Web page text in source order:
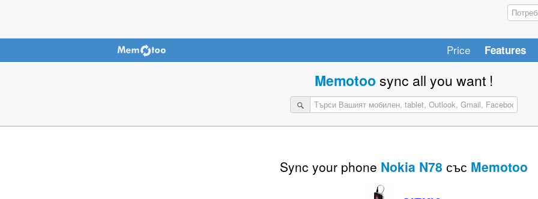
Price Features
Memotoo sync all you want !
Sync your phone Nokia N78 със Memotoo